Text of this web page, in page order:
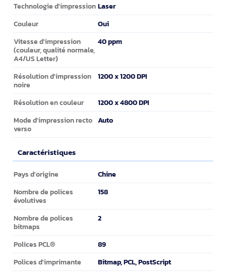
Technologie d'impression Laser
Couleur Oui
Vitesse d'impression
(couleur, qualité normale,
A4/US Letter)
40 ppm
Résolution d'impression
noire
1200 x 1200 DPI
Résolution en couleur 1200 x 4800 DPI
Mode d'impression recto
verso
Auto
Caractéristiques
Caractéristiques
Pays d'origine Chine
Nombre de polices
évolutives
158
Nombre de polices
bitmaps
2
Polices PCL® 89
Polices d'imprimante Bitmap, PCL, PostScript